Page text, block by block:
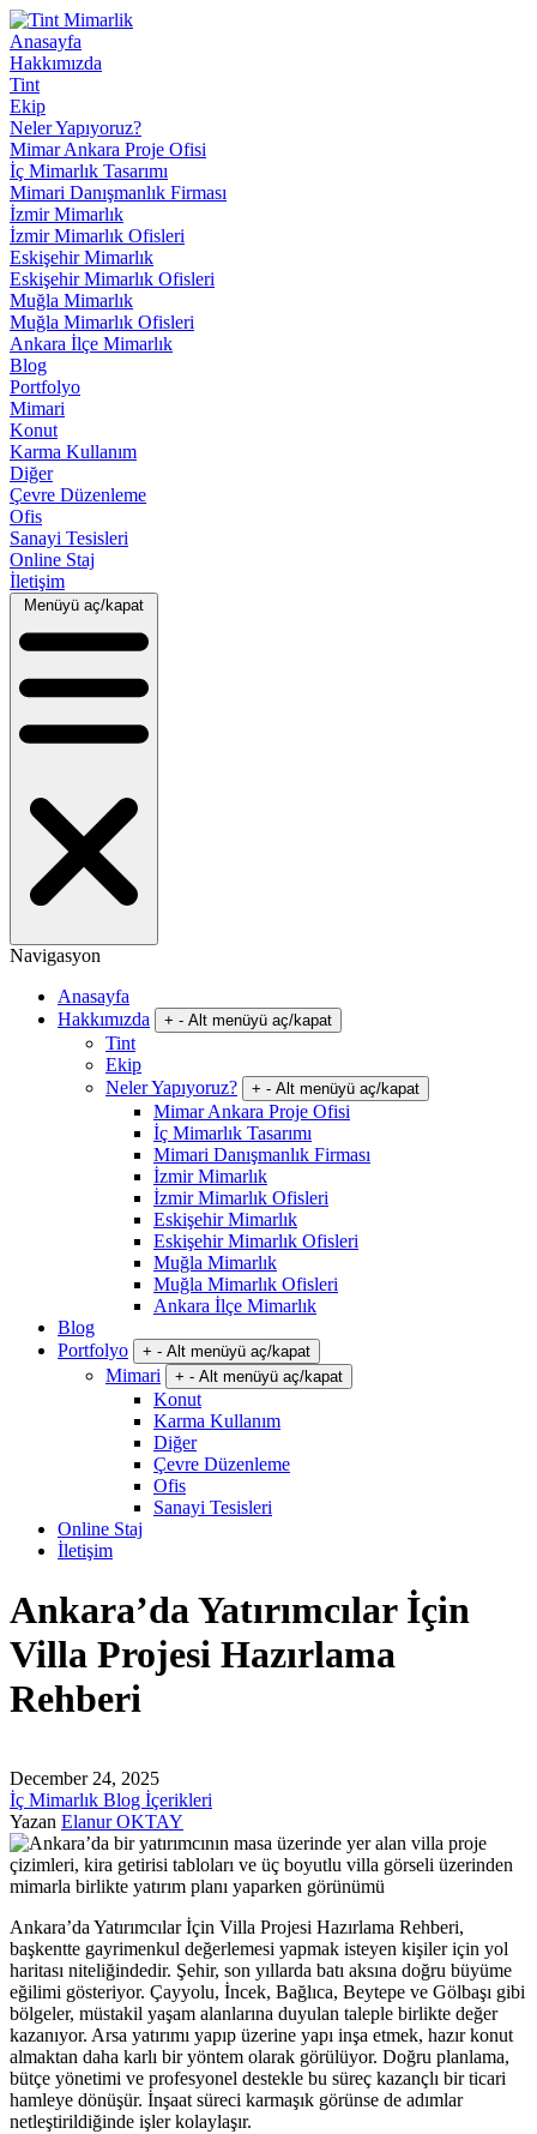
Anasayfa
Hakkımızda
Tint
Ekip
Neler Yapıyoruz?
Mimar Ankara Proje Ofisi
İç Mimarlık Tasarımı
Mimari Danışmanlık Firması
İzmir Mimarlık
İzmir Mimarlık Ofisleri
Eskişehir Mimarlık
Eskişehir Mimarlık Ofisleri
Muğla Mimarlık
Muğla Mimarlık Ofisleri
Ankara İlçe Mimarlık
Blog
Portfolyo
Mimari
Konut
Karma Kullanım
Diğer
Çevre Düzenleme
Ofis
Sanayi Tesisleri
Online Staj
İletişim
Menüyü aç/kapat
Navigasyon
Anasayfa
Hakkımızda
+ - Alt menüyü aç/kapat
Tint
Ekip
Neler Yapıyoruz?
+ - Alt menüyü aç/kapat
Mimar Ankara Proje Ofisi
İç Mimarlık Tasarımı
Mimari Danışmanlık Firması
İzmir Mimarlık
İzmir Mimarlık Ofisleri
Eskişehir Mimarlık
Eskişehir Mimarlık Ofisleri
Muğla Mimarlık
Muğla Mimarlık Ofisleri
Ankara İlçe Mimarlık
Blog
Portfolyo
+ - Alt menüyü aç/kapat
Mimari + - Alt menüyü aç/kapat
Konut
Karma Kullanım
Diğer
Çevre Düzenleme
Ofis
Sanayi Tesisleri
Online Staj
İletişim
Ankara’da Yatırımcılar İçin
Villa Projesi Hazırlama
Rehberi
December 24, 2025
İç Mimarlık Blog İçerikleri
Yazan Elanur OKTAY
Ankara’da Yatırımcılar İçin Villa Projesi Hazırlama Rehberi,
başkentte gayrimenkul değerlemesi yapmak isteyen kişiler için yol
haritası niteliğindedir. Şehir, son yıllarda batı aksına doğru büyüme
eğilimi gösteriyor. Çayyolu, İncek, Bağlıca, Beytepe ve Gölbaşı gibi
bölgeler, müstakil yaşam alanlarına duyulan taleple birlikte değer
kazanıyor. Arsa yatırımı yapıp üzerine yapı inşa etmek, hazır konut
almaktan daha karlı bir yöntem olarak görülüyor. Doğru planlama,
bütçe yönetimi ve profesyonel destekle bu süreç kazançlı bir ticari
hamleye dönüşür. İnşaat süreci karmaşık görünse de adımlar
netleştirildiğinde işler kolaylaşır.